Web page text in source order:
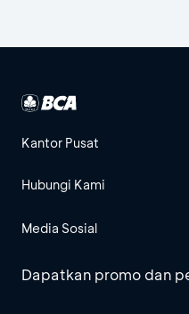
Kantor Pusat
Hubungi Kami
Media Sosial
Dapatkan promo dan